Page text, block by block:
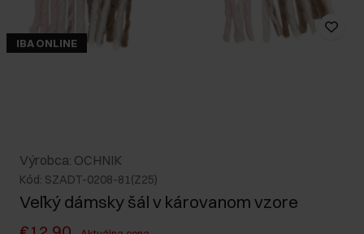
IBA ONLINE
Výrobca: OCHNIK
Kód: SZADT-0208-81(Z25)
Veľký dámsky šál v károvanom vzore